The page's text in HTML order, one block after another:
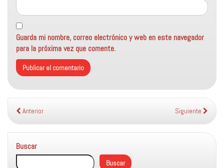
Guarda mi nombre, correo electrónico y web en este navegador
para la próxima vez que comente.
Anterior Siguiente
Buscar
Buscar